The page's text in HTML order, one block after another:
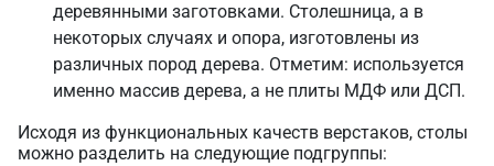
деревянными заготовками. Столешница, а в
некоторых случаях и опора, изготовлены из
различных пород дерева. Отметим: используется
именно массив дерева, а не плиты МДФ или ДСП.
Исходя из функциональных качеств верстаков, столы
можно разделить на следующие подгруппы: